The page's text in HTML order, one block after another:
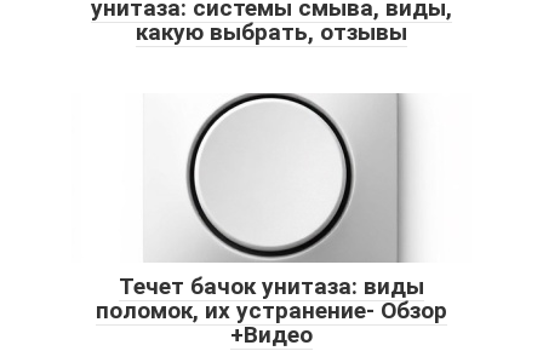
унитаза: системы смыва, виды,
какую выбрать, отзывы
Течет бачок унитаза: виды
поломок, их устранение- Обзор
+Видео